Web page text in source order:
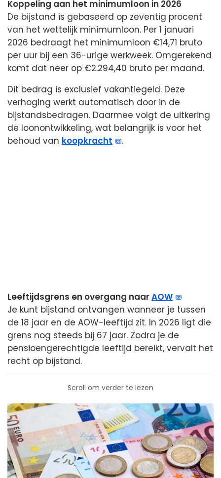
Koppeling aan het minimumloon in 2026
De bijstand is gebaseerd op zeventig procent
van het wettelijk minimumloon. Per 1 januari
2026 bedraagt het minimumloon €14,71 bruto
per uur bij een 36-urige werkweek. Omgerekend
komt dat neer op €2.294,40 bruto per maand.
Dit bedrag is exclusief vakantiegeld. Deze
verhoging werkt automatisch door in de
bijstandsbedragen. Daarmee volgt de uitkering
de loonontwikkeling, wat belangrijk is voor het
behoud van koopkracht .
Leeftijdsgrens en overgang naarAOW
Je kunt bijstand ontvangen wanneer je tussen
de 18 jaar en de AOW-leeftijd zit. In 2026 ligt die
grens nog steeds bij 67 jaar. Zodra je de
pensioengerechtigde leeftijd bereikt, vervalt het
recht op bijstand.
Scroll om verder te lezen